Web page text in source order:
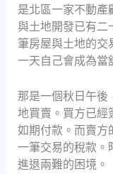
是北區一家不動產
與土地開發已有二
筆房屋與土地的交
一天自己會成為當
那是一個秋日午後
地買賣。買方已經
如期付款。而賣方
一筆交易的稅款。
進退兩難的困境。